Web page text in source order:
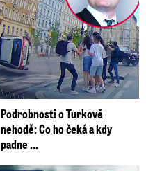
Podrobnosti o Turkově
nehodě: Co ho čeká a kdy
padne ...